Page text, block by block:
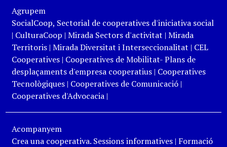
Agrupem
SocialCoop, Sectorial de cooperatives d'iniciativa social
| CulturaCoop | Mirada Sectors d'activitat | Mirada
Territoris| Mirada Diversitat i Interseccionalitat | CEL
Cooperatives| Cooperatives de Mobilitat- Plans de
desplaçaments d'empresa cooperatius| Cooperatives
Tecnològiques| Cooperatives de Comunicació|
Cooperatives d'Advocacia|
Acompanyem
Crea una cooperativa. Sessions informatives| Formació